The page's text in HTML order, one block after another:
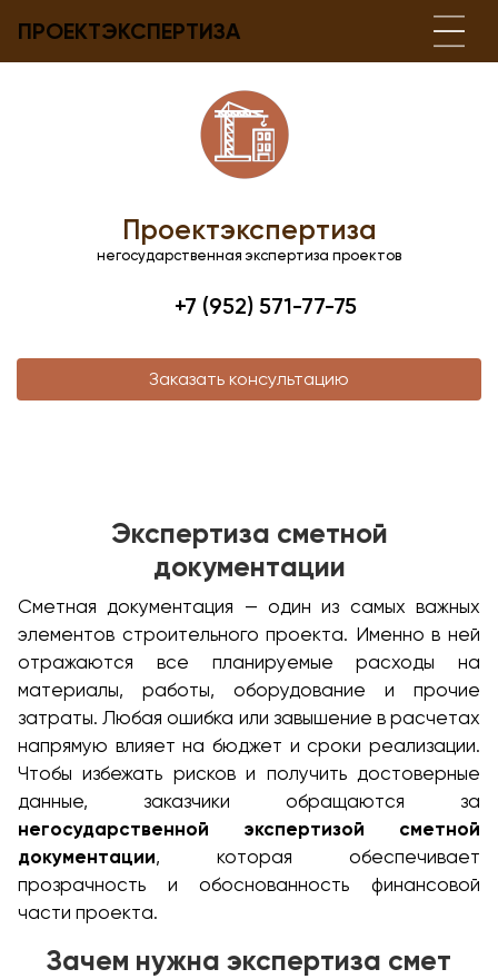
ПРОЕКТЭКСПЕРТИЗА
Проектэкспертиза
негосударственная экспертиза проектов
+7 (952) 571-77-75
Заказать консультацию
Экспертиза сметной
документации
Сметная документация — один из самых важных
элементов строительного проекта. Именно в ней
отражаются все планируемые расходы на
материалы, работы, оборудование и прочие
затраты. Любая ошибка или завышение в расчетах
напрямую влияет на бюджет и сроки реализации.
Чтобы избежать рисков и получить достоверные
данные, заказчики обращаются за
негосударственной экспертизой сметной
документации, которая обеспечивает
прозрачность и обоснованность финансовой
части проекта.
Зачем нужна экспертиза смет